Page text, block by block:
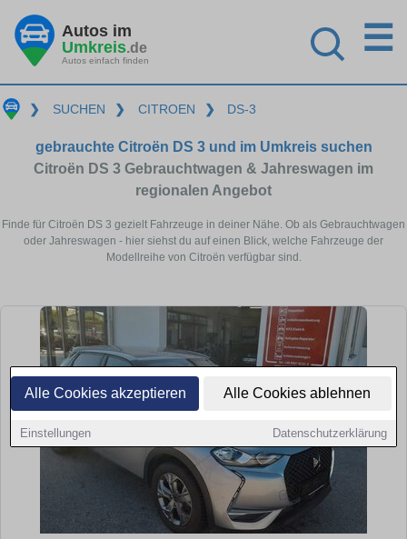
Alle Cookies akzeptieren Alle Cookies ablehnen
Einstellungen Datenschutzerklärung
Autos im
Umkreis.de
Autos einfach finden
☰
❯ SUCHEN ❯ CITROEN ❯ DS-3
gebrauchte Citroën DS 3 und im Umkreis suchen
Citroën DS 3 Gebrauchtwagen & Jahreswagen im
regionalen Angebot
Finde für Citroën DS 3 gezielt Fahrzeuge in deiner Nähe. Ob als Gebrauchtwagen
oder Jahreswagen - hier siehst du auf einen Blick, welche Fahrzeuge der
Modellreihe von Citroën verfügbar sind.